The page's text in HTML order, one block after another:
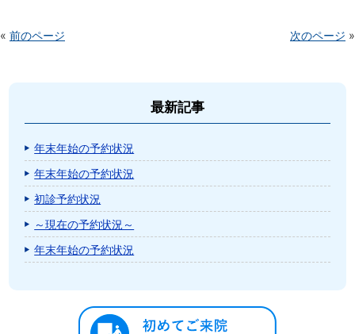
« 前のページ 次のページ »
最新記事
年末年始の予約状況
年末年始の予約状況
初診予約状況
～現在の予約状況～
年末年始の予約状況